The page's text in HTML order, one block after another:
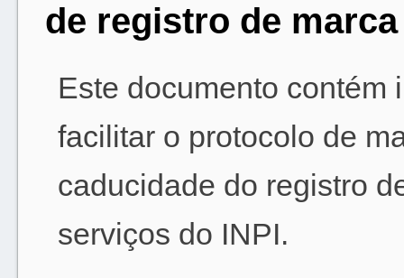
de registro de marca
Este documento contém
facilitar o protocolo de
caducidade do registro
serviços do INPI.